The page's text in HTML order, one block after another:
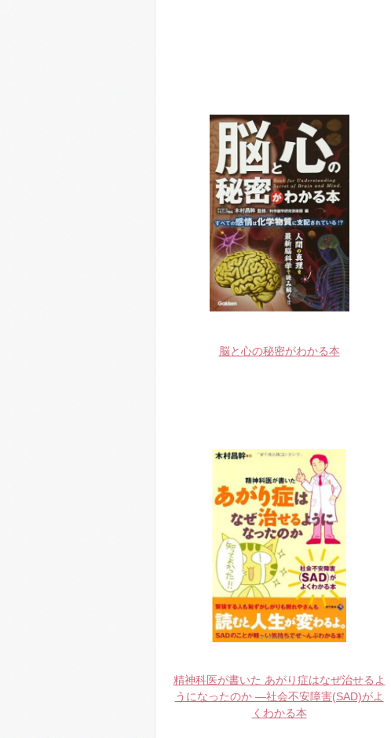
脳と心の秘密がわかる本
精神科医が書いた あがり症はなぜ治せるよ
うになったのか ―社会不安障害(SAD)がよ
くわかる本